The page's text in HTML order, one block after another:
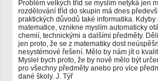
Problém velkých tříd se myslím netýká jen
rozdělování tříd do skupin má dnes
praktických důvodů také informatika.
matematice, vznikne myslím automaticky
chemií, technickými a dalšími předměty.
jen proto, že se z matematiky dost
nesystémové řešení. Mělo by nám jít o
Myslel bych proto, že by nově mělo být
pro všechny předměty anebo pro více
dané školy. J. Týř